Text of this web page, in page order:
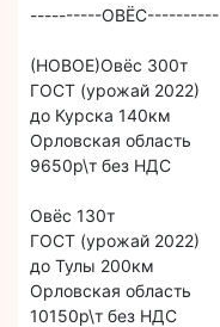
----------ОВЁС----------
(НОВОЕ)Овёс 300т
ГОСТ (урожай 2022)
до Курска 140км
Орловская область
9650р\т без НДС
Овёс 130т
ГОСТ (урожай 2022)
до Тулы 200км
Орловская область
10150р\т без НДС